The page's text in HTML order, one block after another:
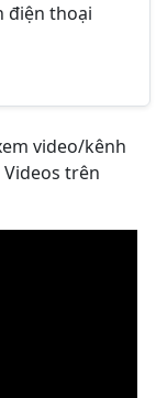
điện thoại
video/kênh
trên